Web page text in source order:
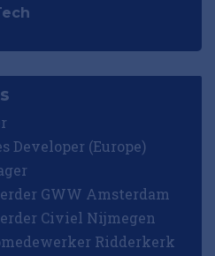
Developer (Europe)
GWW Amsterdam
Civiel Nijmegen
Ridderkerk